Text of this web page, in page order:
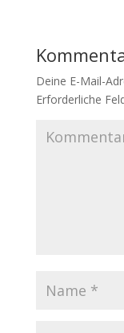
Deine E-Mail-
Erforderliche